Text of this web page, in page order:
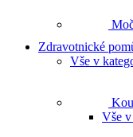
Zdravotnické
Vše v
Vše